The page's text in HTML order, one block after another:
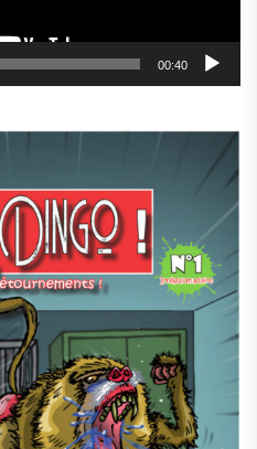
00:40